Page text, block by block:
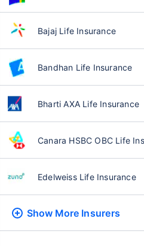
Bajaj Life Insurance
Bandhan Life Insurance
Bharti AXA Life Insurance
Canara HSBC OBC Life
Edelweiss Life Insurance
Show More Insurers
वय टर्म विमा
परिणाम
24 वर्षे
₹ 434/महिना*